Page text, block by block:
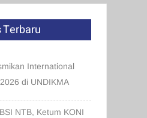
Terbaru
International
di UNDIKMA
NTB, Ketum KONI